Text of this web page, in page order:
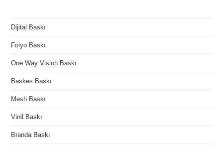
Dijital Baskı
Folyo Baskı
One Way Vision Baskı
Baskes Baskı
Mesh Baskı
Vinil Baskı
Branda Baskı